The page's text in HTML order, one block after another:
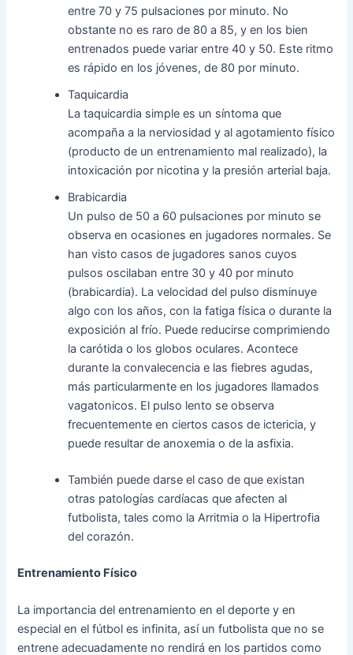
entre 70 y 75 pulsaciones por minuto. No
obstante no es raro de 80 a 85, y en los bien
entrenados puede variar entre 40 y 50. Este ritmo
es rápido en los jóvenes, de 80 por minuto.
Taquicardia
La taquicardia simple es un síntoma que
acompaña a la nerviosidad y al agotamiento físico
(producto de un entrenamiento mal realizado), la
intoxicación por nicotina y la presión arterial baja.
Brabicardia
Un pulso de 50 a 60 pulsaciones por minuto se
observa en ocasiones en jugadores normales. Se
han visto casos de jugadores sanos cuyos
pulsos oscilaban entre 30 y 40 por minuto
(brabicardia). La velocidad del pulso disminuye
algo con los años, con la fatiga física o durante la
exposición al frío. Puede reducirse comprimiendo
la carótida o los globos oculares. Acontece
durante la convalecencia e las fiebres agudas,
más particularmente en los jugadores llamados
vagatonicos. El pulso lento se observa
frecuentemente en ciertos casos de ictericia, y
puede resultar de anoxemia o de la asfixia.
También puede darse el caso de que existan
otras patologías cardíacas que afecten al
futbolista, tales como la Arritmia o la Hipertrofia
del corazón.
Entrenamiento Físico
La importancia del entrenamiento en el deporte y en
especial en el fútbol es infinita, así un futbolista que no se
entrene adecuadamente no rendirá en los partidos como